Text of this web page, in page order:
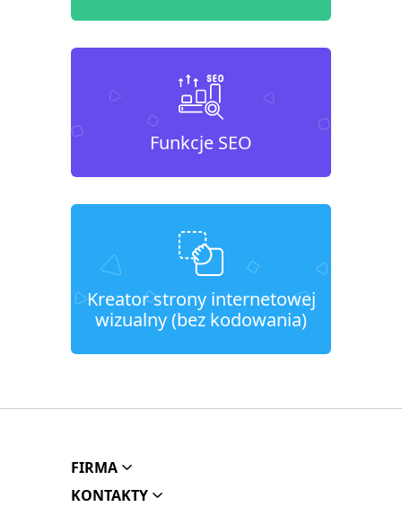
Funkcje SEO
Kreator strony internetowej
wizualny (bez kodowania)
FIRMA
KONTAKTY